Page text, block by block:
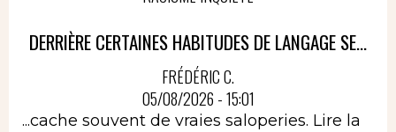
DERRIÈRE CERTAINES HABITUDES DE LANGAGE SE...
FRÉDÉRIC C.
05/08/2026 - 15:01
...cache souvent de vraies saloperies. Lire la